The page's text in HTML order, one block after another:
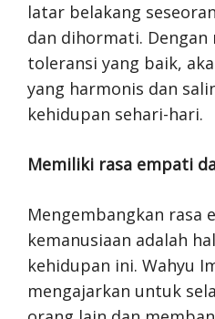
latar belakang
dan dihormati.
toleransi yang baik,
yang harmonis dan
kehidupan sehari-hari.
Memiliki rasa empati
Mengembangkan rasa
kemanusiaan adalah
kehidupan ini. Wahyu
mengajarkan untuk